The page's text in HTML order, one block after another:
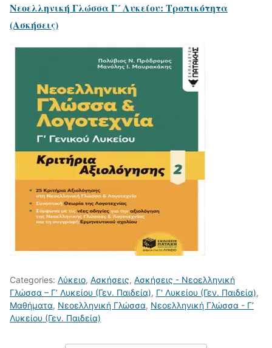
Νεοελληνική Γλώσσα Γ´ Λυκείου: Τροπικότητα
(Ασκήσεις)
Categories: Λύκειο, Ασκήσεις, Ασκήσεις - Νεοελληνική
Γλώσσα – Γ’ Λυκείου (Γεν. Παιδεία), Γ' Λυκείου (Γεν. Παιδεία),
Μαθήματα, Νεοελληνική Γλώσσα, Νεοελληνική Γλώσσα - Γ’
Λυκείου (Γεν. Παιδεία)